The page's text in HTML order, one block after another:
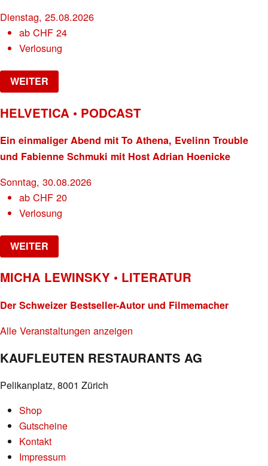
Dienstag, 25.08.2026
abCHF 24
Verlosung
WEITER
HELVETICA • PODCAST
Ein einmaliger Abend mit To Athena, Evelinn Trouble
und Fabienne Schmuki mit Host Adrian Hoenicke
Sonntag, 30.08.2026
abCHF 20
Verlosung
WEITER
MICHA LEWINSKY • LITERATUR
Der Schweizer Bestseller-Autor und Filmemacher
Alle Veranstaltungen anzeigen
KAUFLEUTEN RESTAURANTS AG
Pelikanplatz, 8001 Zürich
Shop
Gutscheine
Kontakt
Impressum